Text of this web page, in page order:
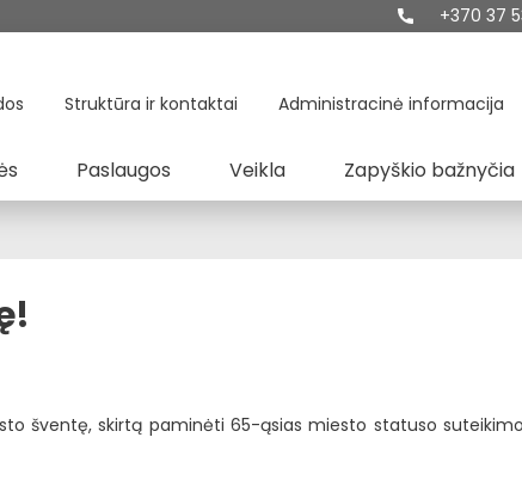
+370 37
Struktūra ir kontaktai Administracinė informacija
Paslaugos Veikla Zapyškio bažnyčia
šventę, skirtą paminėti 65-ąsias miesto statuso suteikimo